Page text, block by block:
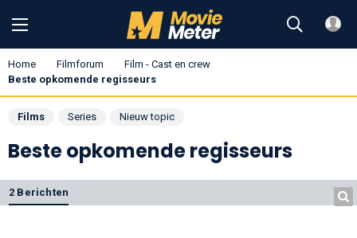
Home Filmforum
Film - Cast en crew
Beste opkomende regisseurs
Films Series Nieuw topic
Beste opkomende regisseurs
2 Berichten